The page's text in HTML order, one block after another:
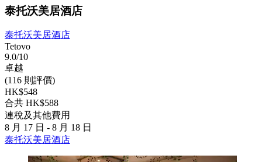
泰托沃美居酒店
泰托沃美居酒店
Tetovo
9.0/10
卓越
(116 則評價)
HK$548
合共 HK$588
連稅及其他費用
8 月 17 日 - 8 月 18 日
泰托沃美居酒店